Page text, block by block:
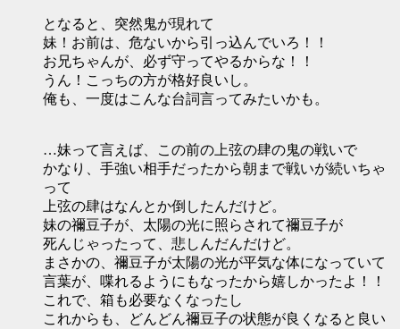
となると、突然鬼が現れて
妹！お前は、危ないから引っ込んでいろ！！
お兄ちゃんが、必ず守ってやるからな！！
うん！こっちの方が格好良いし。
俺も、一度はこんな台詞言ってみたいかも。
…妹って言えば、この前の上弦の肆の鬼の戦いで
かなり、手強い相手だったから朝まで戦いが続いちゃ
って
上弦の肆はなんとか倒したんだけど。
妹の禰豆子が、太陽の光に照らされて禰豆子が
死んじゃったって、悲しんだんだけど。
まさかの、禰豆子が太陽の光が平気な体になっていて
言葉が、喋れるようにもなったから嬉しかったよ！！
これで、箱も必要なくなったし
これからも、どんどん禰豆子の状態が良くなると良い